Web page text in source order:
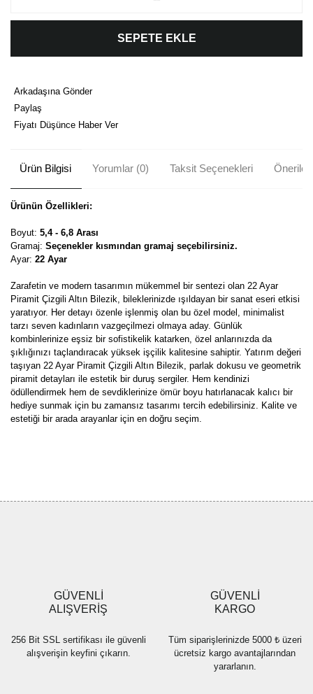
SEPETE EKLE
Arkadaşına Gönder
Paylaş
Fiyatı Düşünce Haber Ver
Ürün Bilgisi Yorumlar (0) Taksit Seçenekleri
Ürünün Özellikleri:
Boyut: 5,4 - 6,8 Arası
Gramaj: Seçenekler kısmından gramaj seçebilirsiniz.
Ayar: 22 Ayar
Zarafetin ve modern tasarımın mükemmel bir sentezi olan 22 Ayar
Piramit Çizgili Altın Bilezik, bileklerinizde ışıldayan bir sanat eseri etkisi
yaratıyor. Her detayı özenle işlenmiş olan bu özel model, minimalist
tarzı seven kadınların vazgeçilmezi olmaya aday. Günlük
kombinlerinize eşsiz bir sofistikelik katarken, özel anlarınızda da
şıklığınızı taçlandıracak yüksek işçilik kalitesine sahiptir. Yatırım değeri
taşıyan 22 Ayar Piramit Çizgili Altın Bilezik, parlak dokusu ve geometrik
piramit detayları ile estetik bir duruş sergiler. Hem kendinizi
ödüllendirmek hem de sevdiklerinize ömür boyu hatırlanacak kalıcı bir
hediye sunmak için bu zamansız tasarımı tercih edebilirsiniz. Kalite ve
estetiği bir arada arayanlar için en doğru seçim.
Ürün fiyatı diğer sitelerden daha pahalı.
Bu ürüne benzer farklı alternatifler olmalı.
GÜVENLİ
ALIŞVERİŞ
256 Bit SSL sertifikası ile güvenli
alışverişin keyfini çıkarın.
GÜVENLİ
KARGO
Tüm siparişlerinizde 5000 ₺ üzeri
ücretsiz kargo avantajlarından
yararlanın.